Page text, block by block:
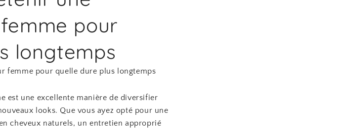
pour
longtemps
femme pour quelle dure plus longtemps
est une excellente manière de diversifier
looks. Que vous ayez opté pour une
cheveux naturels, un entretien approprié